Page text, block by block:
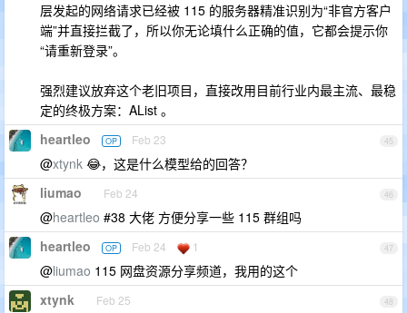
层发起的网络请求已经被 115 的服务器精准识别为“非官方客户
端”并直接拦截了，所以你无论填什么正确的值，它都会提示你
“请重新登录”。
强烈建议放弃这个老旧项目，直接改用目前行业内最主流、最稳
定的终极方案：AList 。
45
heartleo OP Feb 23
@xtynk 😂，这是什么模型给的回答？
46
liumao Feb 24
@heartleo #38 大佬 方便分享一些 115 群组吗
47
heartleo OP Feb 24 1
@liumao 115 网盘资源分享频道，我用的这个
48
xtynk Feb 25